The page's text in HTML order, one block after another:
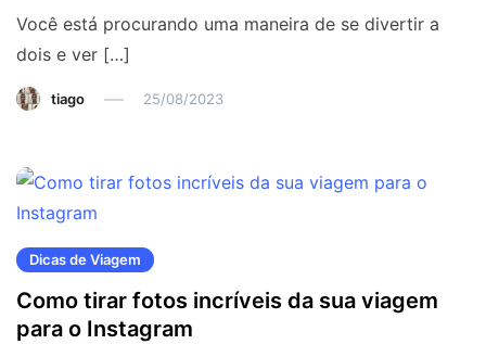
Você está procurando uma maneira de se divertir a
dois e ver […]
tiago 25/08/2023
Dicas de Viagem
Como tirar fotos incríveis da sua viagem
para o Instagram